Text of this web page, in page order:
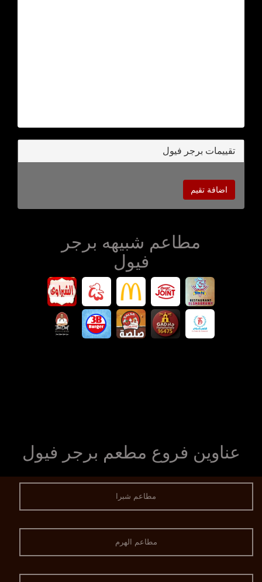
تقييمات برجر فيول
اضافة تقيم
مطاعم شبيهه برجر
فيول
عناوين فروع مطعم برجر فيول
مطاعم شبرا
مطاعم الهرم